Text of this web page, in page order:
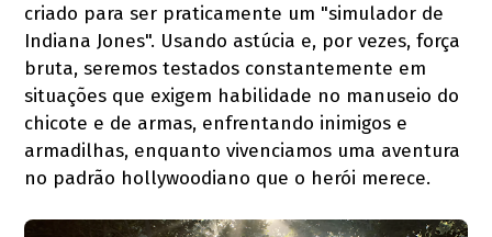
criado para ser praticamente um "simulador de
Indiana Jones". Usando astúcia e, por vezes, força
bruta, seremos testados constantemente em
situações que exigem habilidade no manuseio do
chicote e de armas, enfrentando inimigos e
armadilhas, enquanto vivenciamos uma aventura
no padrão hollywoodiano que o herói merece.